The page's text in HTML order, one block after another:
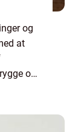
og
at
og